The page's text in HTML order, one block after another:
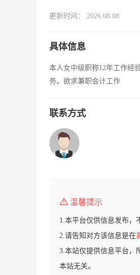
更新时间： 2026.08.08
具体信息
本人女中级职称12年工作经
务。欲求兼职会计工作
联系方式
温馨提示
1.本平台仅供信息发布，
2.请告知对方该信息是在
3.本站仅提供信息平台，
本站无关。